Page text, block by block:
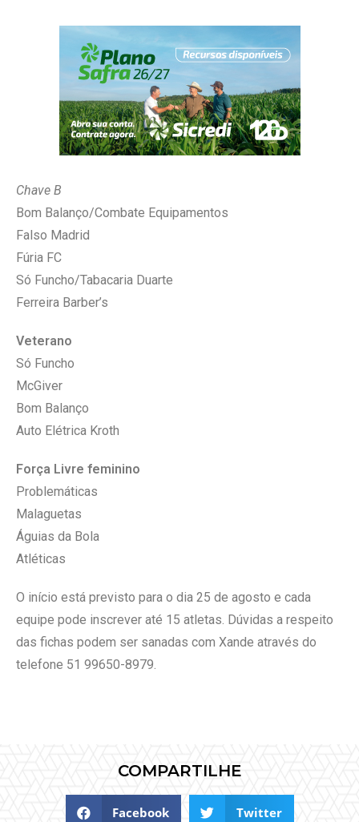
Chave B
Bom Balanço/Combate Equipamentos
Falso Madrid
Fúria FC
Só Funcho/Tabacaria Duarte
Ferreira Barber’s
Veterano
Só Funcho
McGiver
Bom Balanço
Auto Elétrica Kroth
Força Livre feminino
Problemáticas
Malaguetas
Águias da Bola
Atléticas
O início está previsto para o dia 25 de agosto e cada
equipe pode inscrever até 15 atletas. Dúvidas a respeito
das fichas podem ser sanadas com Xande através do
telefone 51 99650-8979.
COMPARTILHE
Facebook Twitter